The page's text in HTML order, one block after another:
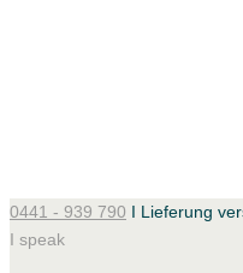
0441 - 939 790 I Lieferung
I speak